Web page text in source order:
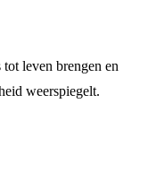
leven brengen en
weerspiegelt.